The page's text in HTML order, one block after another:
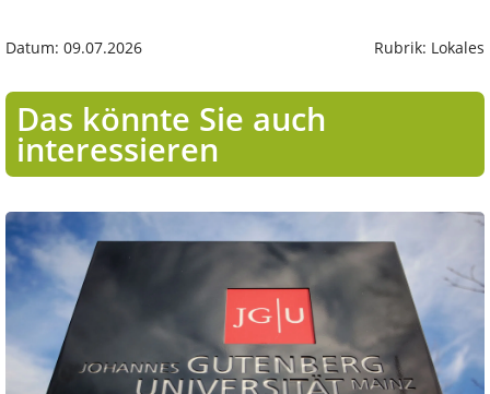
Datum: 09.07.2026 Rubrik: Lokales
Das könnte Sie auch
interessieren